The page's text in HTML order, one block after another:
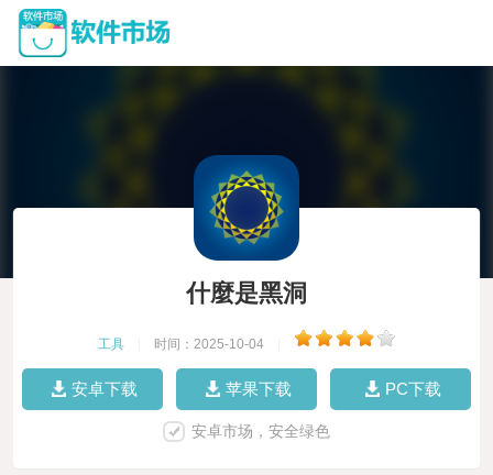
什麼是黑洞
工具 时间：2025-10-04
安卓下载 苹果下载 PC下载
安卓市场，安全绿色